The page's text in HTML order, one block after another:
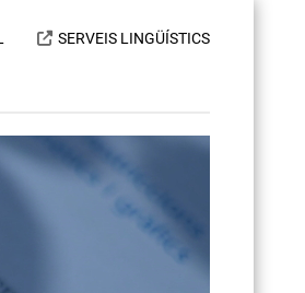
SERVEIS LINGÜÍSTICS